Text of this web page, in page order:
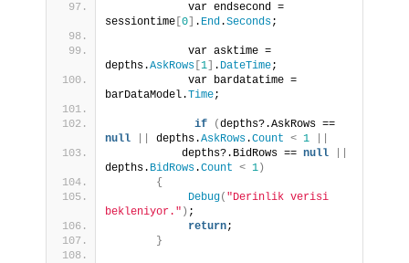
            var endsecond =
sessiontime [0 . End.Seconds;
            var asktime =
depths.AskRows [1 . DateTime;
            var bardatatime =
barDataModel.Time;
if (
null
depths.AskRows.Count < 1
           depths?.BidRows ==
null
depths. BidRows.Count < 1 )
{
Debug( "Derinlik verisi
bekleniyor." ) ;
return;
}